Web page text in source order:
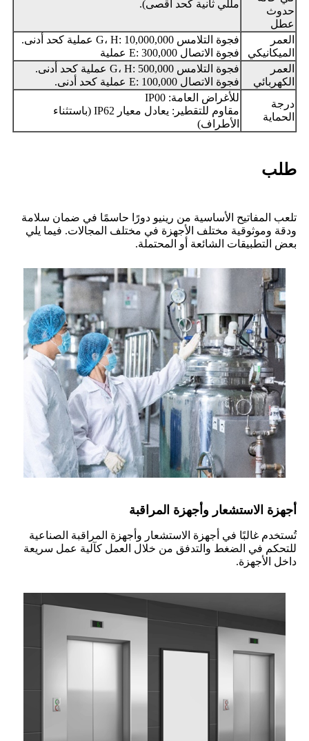
حدوث
عطل
مللي ثانية كحد أقصى).
العمر
الميكانيكي
فجوة التلامس G، H: 10,000,000 عملية كحد أدنى.
فجوة الاتصال E: 300,000 عملية
العمر
الكهربائي
فجوة التلامس G، H: 500,000 عملية كحد أدنى.
فجوة الاتصال E: 100,000 عملية كحد أدنى.
درجة
الحماية
للأغراض العامة: IP00
مقاوم للتقطير: يعادل معيار IP62 (باستثناء
الأطراف)
طلب
تلعب المفاتيح الأساسية من رينيو دورًا حاسمًا في ضمان سلامة
ودقة وموثوقية مختلف الأجهزة في مختلف المجالات. فيما يلي
بعض التطبيقات الشائعة أو المحتملة.
أجهزة الاستشعار وأجهزة المراقبة
تُستخدم غالبًا في أجهزة الاستشعار وأجهزة المراقبة الصناعية
للتحكم في الضغط والتدفق من خلال العمل كآلية عمل سريعة
داخل الأجهزة.